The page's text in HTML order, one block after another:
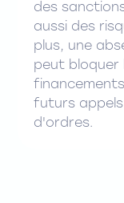
des
aussi des
plus, une
peut bloquer
futurs
d'ordres.